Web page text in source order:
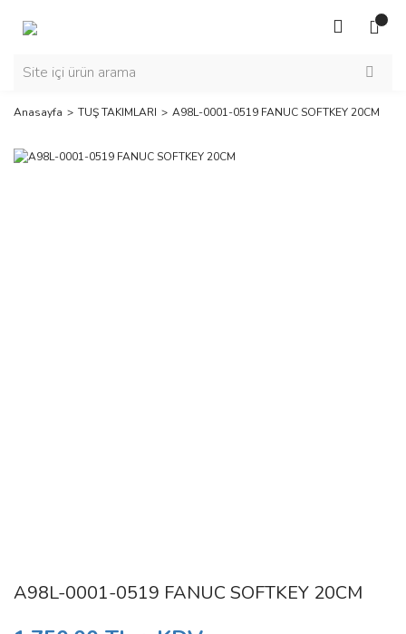
Anasayfa TUŞ TAKIMLARI A98L-0001-0519 FANUC SOFTKEY 20CM
A98L-0001-0519 FANUC SOFTKEY 20CM